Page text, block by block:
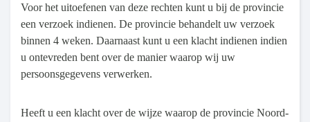
Voor het uitoefenen van deze rechten kunt u bij de provincie
een verzoek indienen. De provincie behandelt uw verzoek
binnen 4 weken. Daarnaast kunt u een klacht indienen indien
u ontevreden bent over de manier waarop wij uw
persoonsgegevens verwerken.
Heeft u een klacht over de wijze waarop de provincie Noord-